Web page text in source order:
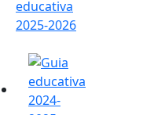
educativa
2025-2026
Guia educativa 2024-